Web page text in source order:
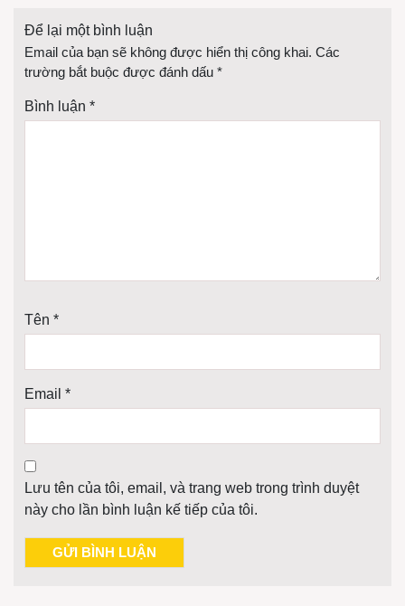
Để lại một bình luận
Email của bạn sẽ không được hiển thị công khai. Các
trường bắt buộc được đánh dấu *
Bình luận *
Tên *
Email *
Lưu tên của tôi, email, và trang web trong trình duyệt
này cho lần bình luận kế tiếp của tôi.